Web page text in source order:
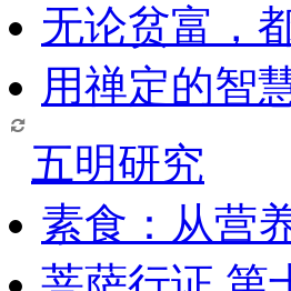
无论贫富，
用禅定的智
五明研究
素食：从营